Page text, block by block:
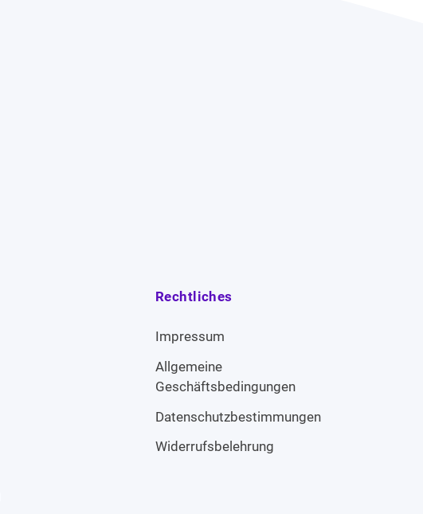
Rechtliches
Impressum
Allgemeine
Geschäftsbedingungen
Datenschutzbestimmungen
Widerrufsbelehrung